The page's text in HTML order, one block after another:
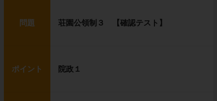
問題 荘園公領制３ 【確認テスト】
ポイント 院政１